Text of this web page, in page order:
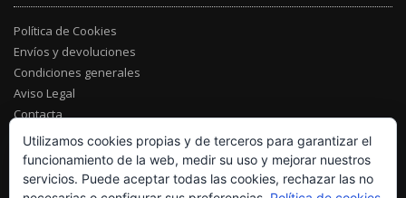
Política de Cookies
Envíos y devoluciones
Condiciones generales
Aviso Legal
Contacta
Utilizamos cookies propias y de terceros para garantizar el
funcionamiento de la web, medir su uso y mejorar nuestros
servicios. Puede aceptar todas las cookies, rechazar las no